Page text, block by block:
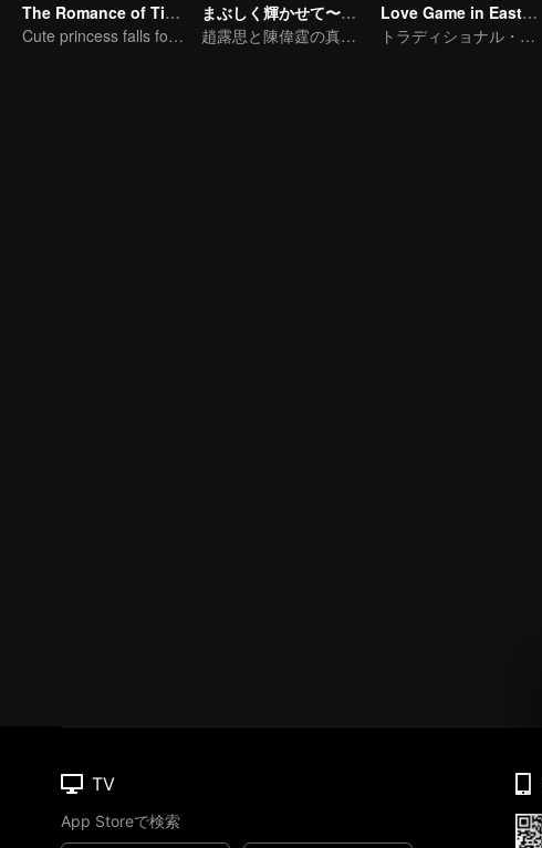
The Romance of Tiger and Rose (Thai Ver.)
Cute princess falls for the tsundere prince
まぶしく輝かせて〜恋の野心〜（英語吹替）
趙露思と陳偉霆の真実の愛の仮説
Love Game in Eastern Fantasy (English Ver.)
トラディショナル・コスチューム · ファンタジー
TV
App Storeで検索